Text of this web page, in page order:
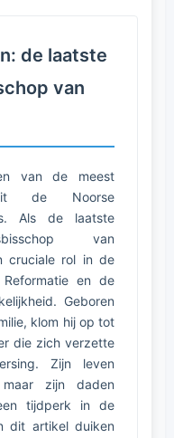
de laatste
van
van de meest
de Noorse
Als de laatste
van
cruciale rol in de
en de
Geboren
klom hij op tot
die zich verzette
Zijn leven
zijn daden
tijdperk in de
dit artikel duiken